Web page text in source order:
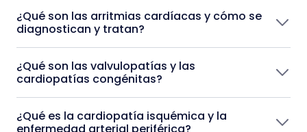
¿Qué son las arritmias cardíacas y cómo se
diagnostican y tratan?
¿Qué son las valvulopatías y las
cardiopatías congénitas?
¿Qué es la cardiopatía isquémica y la
enfermedad arterial periférica?